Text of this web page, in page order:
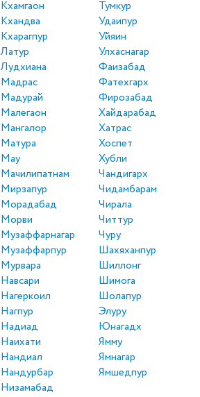
Кхамгаон
Кхандва
Кхарагпур
Латур
Лудхиана
Мадрас
Мадурай
Малегаон
Мангалор
Матура
Мау
Мачилипатнам
Мирзапур
Морадабад
Морви
Музаффарнагар
Музаффарпур
Мурвара
Навсари
Нагеркоил
Нагпур
Надиад
Наихати
Нандиал
Нандурбар
Низамабад
Тумкур
Удаипур
Уйяин
Улхаснагар
Фаизабад
Фатехгарх
Фирозабад
Хайдарабад
Хатрас
Хоспет
Хубли
Чандигарх
Чидамбарам
Чирала
Читтур
Чуру
Шахяханпур
Шиллонг
Шимога
Шолапур
Элуру
Юнагадх
Ямму
Ямнагар
Ямшедпур